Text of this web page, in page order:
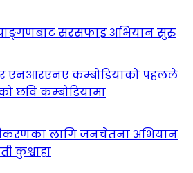
प्राङ्गणबाट सरसफाइ अभियान सुरु
एनआरएनए कम्बोडियाको पहलले
छवि कम्बोडियामा
लागि जनचेतना अभियान
कुश्वाहा